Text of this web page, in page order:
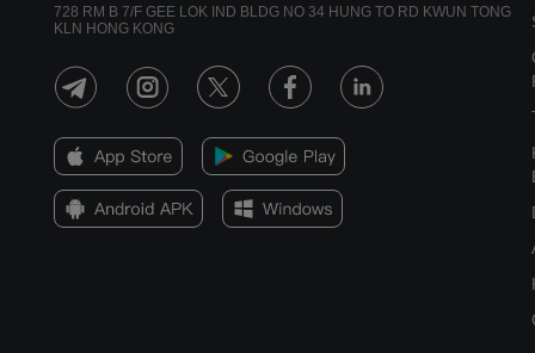
728 RM B 7/F GEE LOK IND BLDG NO 34 HUNG TO RD KWUN TONG
KLN HONG KONG